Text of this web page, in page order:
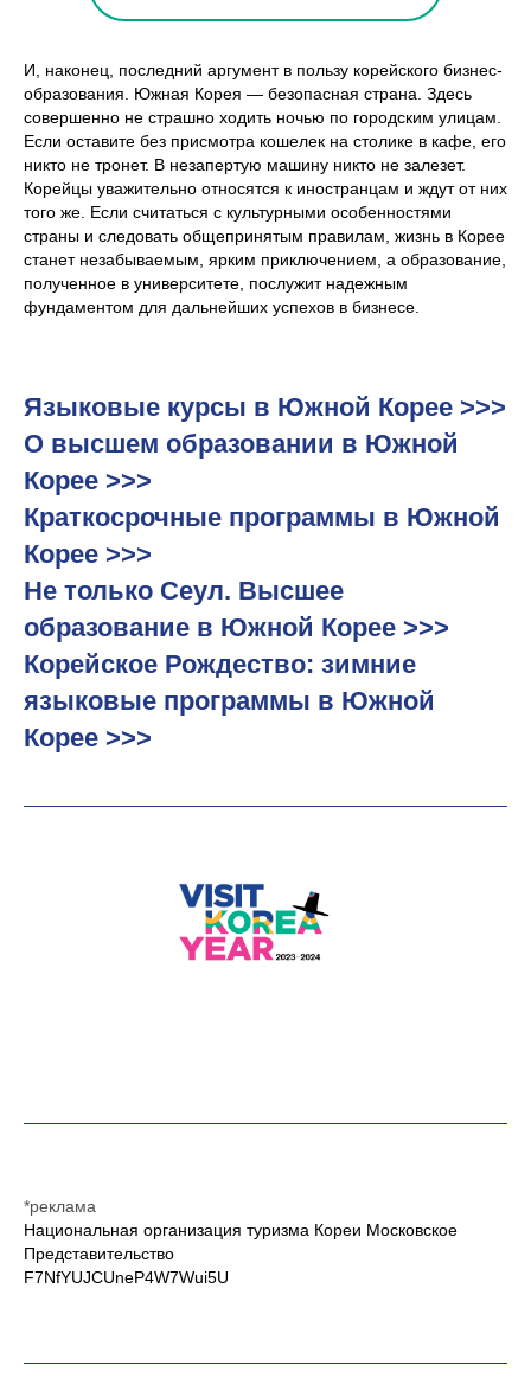
И, наконец, последний аргумент в пользу корейского бизнес-
образования. Южная Корея — безопасная страна. Здесь
совершенно не страшно ходить ночью по городским улицам.
Если оставите без присмотра кошелек на столике в кафе, его
никто не тронет. В незапертую машину никто не залезет.
Корейцы уважительно относятся к иностранцам и ждут от них
того же. Если считаться с культурными особенностями
страны и следовать общепринятым правилам, жизнь в Корее
станет незабываемым, ярким приключением, а образование,
полученное в университете, послужит надежным
фундаментом для дальнейших успехов в бизнесе.
Языковые курсы в Южной Корее >>>
О высшем образовании в Южной
Корее >>>
Краткосрочные программы в Южной
Корее >>>
Не только Сеул. Высшее
образование в Южной Корее >>>
Корейское Рождество: зимние
языковые программы в Южной
Корее >>>
*реклама
Национальная организация туризма Кореи Московское
Представительство
F7NfYUJCUneP4W7Wui5U